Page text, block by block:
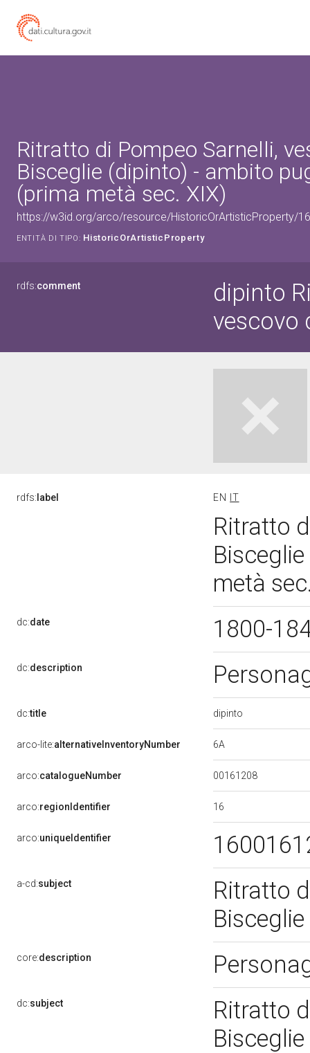
Ritratto di Pompeo Sarnelli,
Bisceglie (dipinto) - ambito
(prima metà sec. XIX)
https://w3id.org/arco/resource/HistoricOrArtisticProperty/
ENTITÀ DI TIPO: HistoricOrArtisticProperty
rdfs:comment
dipinto
vescovo
rdfs: label EN IT
Ritratto
metà
dc:date 1800-
dc:description
dc:title dipinto
arco-lite:alternativeInventoryNumber 6A
arco:catalogueNumber 00161208
arco:regionIdentifier 16
arco:uniqueIdentifier
a-cd:subject
Ritratto
Bisceglie
core:description
dc:subject
Ritratto
Bisceglie